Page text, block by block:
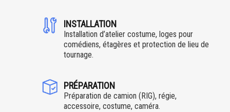
INSTALLATION
Installation d’atelier costume, loges pour
comédiens, étagères et protection de lieu de
tournage.
PRÉPARATION
Préparation de camion (RIG), régie,
accessoire, costume, caméra.